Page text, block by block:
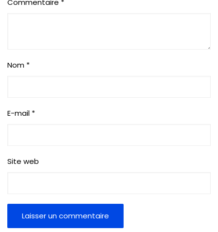
Commentaire *
Nom *
E-mail *
Site web